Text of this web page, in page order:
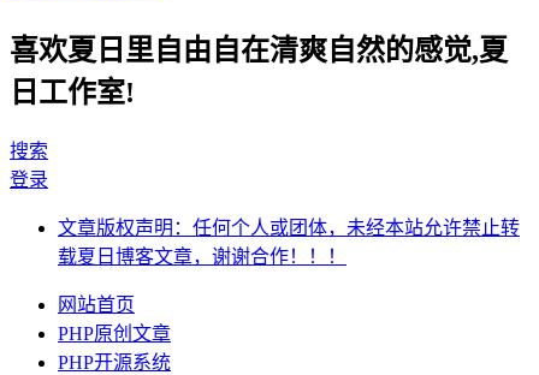
喜欢夏日里自由自在清爽自然的感觉,夏
日工作室!
搜索
登录
文章版权声明：任何个人或团体，未经本站允许禁止转
载夏日博客文章，谢谢合作！！！
网站首页
PHP原创文章
PHP开源系统